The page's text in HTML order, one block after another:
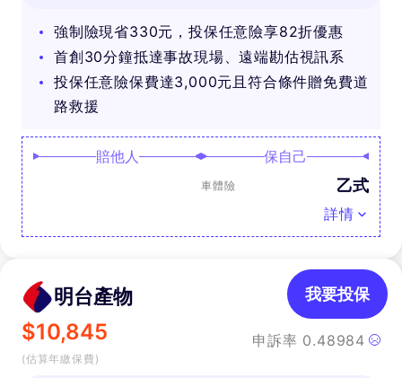
強制險現省330元，投保任意險享82折優惠
首創30分鐘抵達事故現場、遠端勘估視訊系
投保任意險保費達3,000元且符合條件贈免費道
路救援
賠他人 保自己
車體險 乙式
詳情
明台產物
$10,845
(估算年繳保費)
申訴率 0.48984
我要投保